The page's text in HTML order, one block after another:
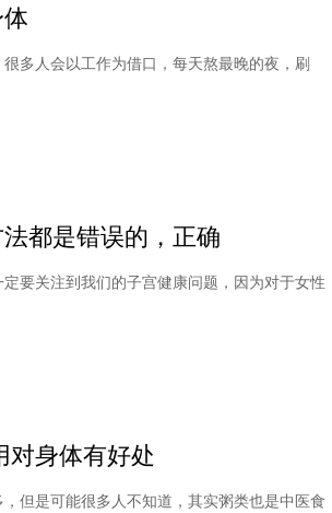
多人会以工作为借口，每天熬最晚的夜，刷
都是错误的，正确
要关注到我们的子宫健康问题，因为对于女性
对身体有好处
但是可能很多人不知道，其实粥类也是中医食